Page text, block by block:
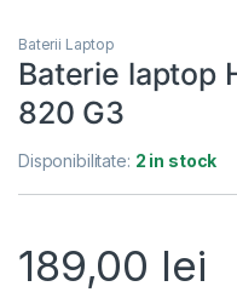
Baterii Laptop
Baterie laptop
820 G3
Disponibilitate: 2 in stock
189,00 lei